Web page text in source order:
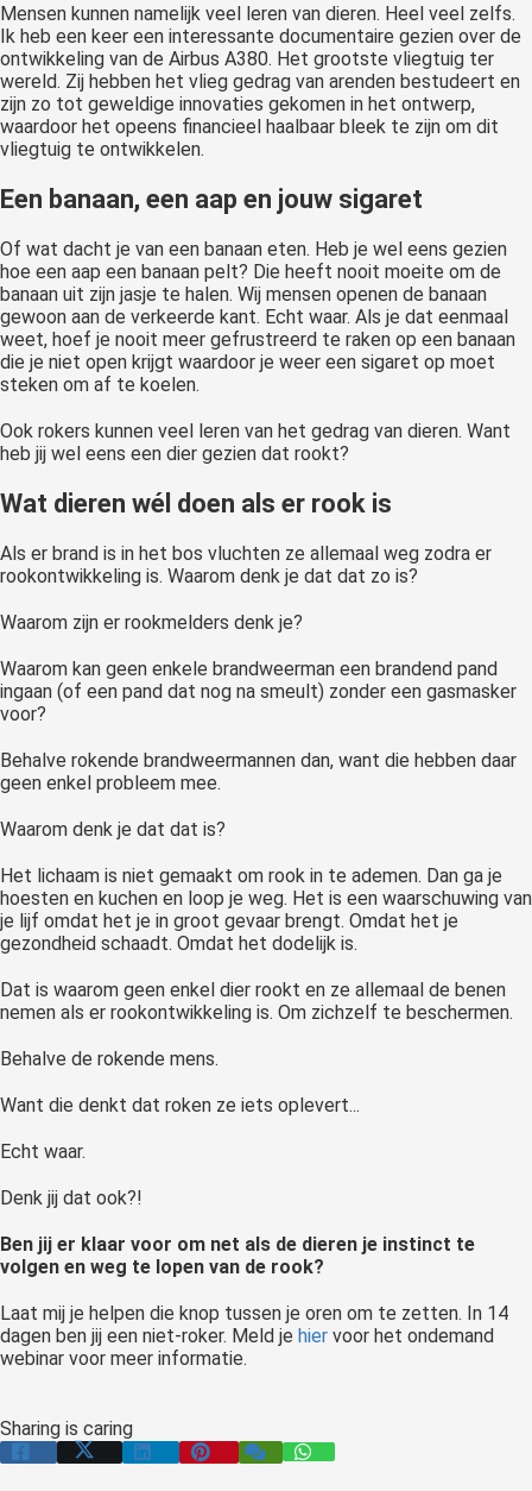
Mensen kunnen namelijk veel leren van dieren. Heel veel zelfs.
Ik heb een keer een interessante documentaire gezien over de
ontwikkeling van de Airbus A380. Het grootste vliegtuig ter
wereld. Zij hebben het vlieg gedrag van arenden bestudeert en
zijn zo tot geweldige innovaties gekomen in het ontwerp,
waardoor het opeens financieel haalbaar bleek te zijn om dit
vliegtuig te ontwikkelen.
Een banaan, een aap en jouw sigaret
Of wat dacht je van een banaan eten. Heb je wel eens gezien
hoe een aap een banaan pelt? Die heeft nooit moeite om de
banaan uit zijn jasje te halen. Wij mensen openen de banaan
gewoon aan de verkeerde kant. Echt waar. Als je dat eenmaal
weet, hoef je nooit meer gefrustreerd te raken op een banaan
die je niet open krijgt waardoor je weer een sigaret op moet
steken om af te koelen.
Ook rokers kunnen veel leren van het gedrag van dieren. Want
heb jij wel eens een dier gezien dat rookt?
Wat dieren wél doen als er rook is
Als er brand is in het bos vluchten ze allemaal weg zodra er
rookontwikkeling is. Waarom denk je dat dat zo is?
Waarom zijn er rookmelders denk je?
Waarom kan geen enkele brandweerman een brandend pand
ingaan (of een pand dat nog na smeult) zonder een gasmasker
voor?
Behalve rokende brandweermannen dan, want die hebben daar
geen enkel probleem mee.
Waarom denk je dat dat is?
Het lichaam is niet gemaakt om rook in te ademen. Dan ga je
hoesten en kuchen en loop je weg. Het is een waarschuwing van
je lijf omdat het je in groot gevaar brengt. Omdat het je
gezondheid schaadt. Omdat het dodelijk is.
Dat is waarom geen enkel dier rookt en ze allemaal de benen
nemen als er rookontwikkeling is. Om zichzelf te beschermen.
Behalve de rokende mens.
Want die denkt dat roken ze iets oplevert...
Echt waar.
Denk jij dat ook?!
Ben jij er klaar voor om net als de dieren je instinct te
volgen en weg te lopen van de rook?
Laat mij je helpen die knop tussen je oren om te zetten. In 14
dagen ben jij een niet-roker. Meld je hier voor het ondemand
webinar voor meer informatie.
Sharing is caring